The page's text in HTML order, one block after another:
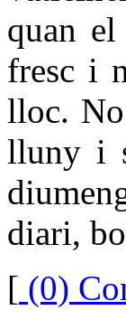
quan
fresc i
lloc.
lluny i
diari,
[ (0)